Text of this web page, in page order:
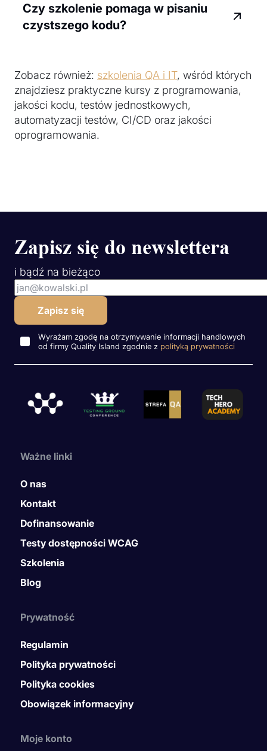
Czy szkolenie pomaga w pisaniu
czystszego kodu?
Zobacz również: szkolenia QA i IT, wśród których
znajdziesz praktyczne kursy z programowania,
jakości kodu, testów jednostkowych,
automatyzacji testów, CI/CD oraz jakości
oprogramowania.
Zapisz się do newslettera
i bądź na bieżąco
Wyrażam zgodę na otrzymywanie informacji handlowych
od firmy Quality Island zgodnie z polityką prywatności
Ważne linki
O nas
Kontakt
Dofinansowanie
Testy dostępności WCAG
Szkolenia
Blog
Prywatność
Regulamin
Polityka prywatności
Polityka cookies
Obowiązek informacyjny
Moje konto